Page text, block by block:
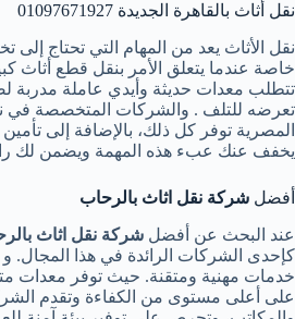
نقل أثاث بالقاهرة الجديدة 01097671927
نقل الأثاث يعد من المهام التي تحتاج
خاصة عندما يتعلق الأمر بنقل قطع أثاث
تتطلب معدات حديثة وأيدي عاملة مدربة
تعرضه للتلف . والشركات المتخصصة في
المصرية توفر كل ذلك، بالإضافة إلى تأمين
يخفف عنك عبء هذه المهمة ويضمن لك
أفضل شركة نقل اثاث بالرحاب
عند البحث عن أفضل شركة نقل اثاث
كإحدى الشركات الرائدة في هذا المجال. و
خدمات مهنية ومتقنة. حيث توفر معدات
على أعلى مستوى من الكفاءة وتقدم